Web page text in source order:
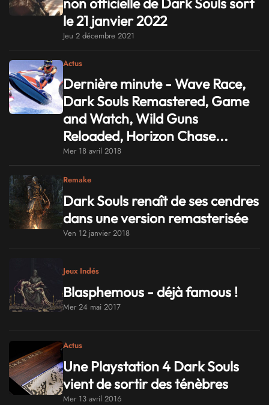
le 21 janvier 2022
Jeu 2 décembre 2021
Actus
Dernière minute - Wave Race,
Dark Souls Remastered, Game
and Watch, Wild Guns
Reloaded, Horizon Chase...
Mer 18 avril 2018
Remake
Dark Souls renaît de ses cendres
dans une version remasterisée
Ven 12 janvier 2018
Jeux Indés
Blasphemous - déjà famous !
Mer 24 mai 2017
Actus
Une Playstation 4 Dark Souls
vient de sortir des ténèbres
Mer 13 avril 2016